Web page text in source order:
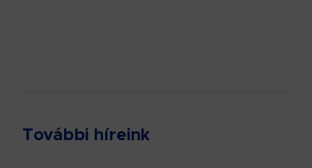
További híreink